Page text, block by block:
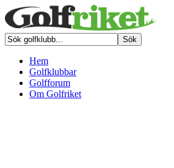
Hem
Golfklubbar
Golfforum
Om Golfriket